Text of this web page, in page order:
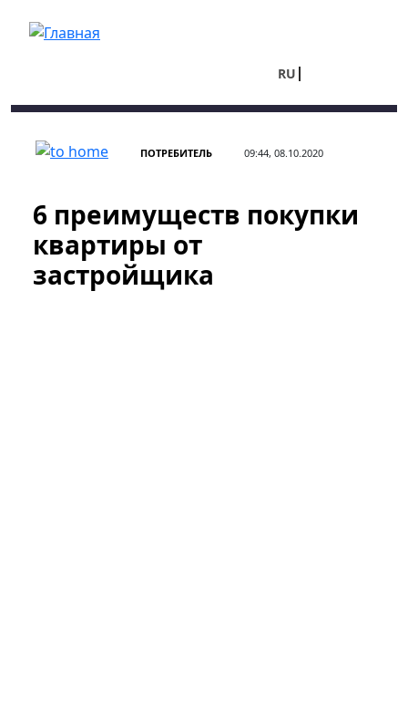
RU
ПОТРЕБИТЕЛЬ 09:44, 08.10.2020
6 преимуществ покупки
квартиры от
застройщика